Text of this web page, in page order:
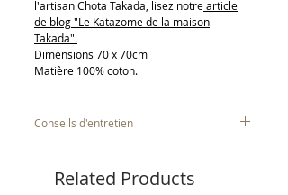
l'artisan Chota Takada, lisez notrearticle
de blog "Le Katazome de la maison
Takada".
Dimensions 70 x 70cm
Matière 100% coton.
Conseils d'entretien
furoshiki à la main, surtout les premiers
lavages et séchez à l'air libre.
Related Products